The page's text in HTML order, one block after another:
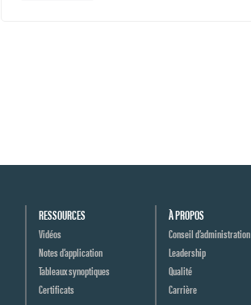
RESSOURCES
Vidéos
Notes d’application
Tableaux synoptiques
Certificats
À PROPOS
Conseil d’administration
Leadership
Qualité
Carrière